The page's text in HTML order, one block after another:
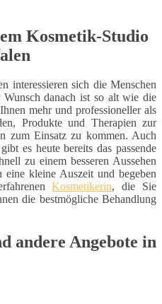
Kosmetik-Studio
interessieren sich die Menschen
danach ist so alt wie die
mehr und professioneller als
Produkte und Therapien zur
zum Einsatz zu kommen. Auch
es heute bereits das passende
zu einem besseren Aussehen
kleine Auszeit und begeben
Kosmetikerin, die Sie
die bestmögliche Behandlung
andere Angebote in